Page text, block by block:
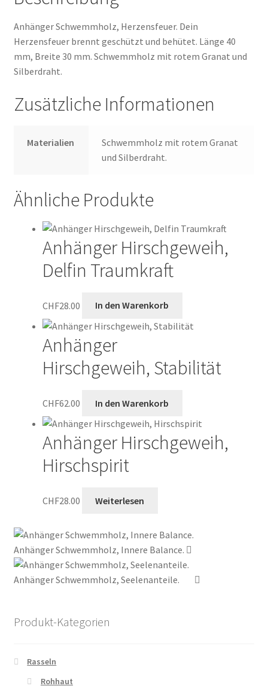
Anhänger Schwemmholz, Herzensfeuer. Dein
Herzensfeuer brennt geschützt und behütet. Länge 40
mm, Breite 30 mm. Schwemmholz mit rotem Granat und
Silberdraht.
Zusätzliche Informationen
Materialien
Schwemmholz mit rotem Granat
und Silberdraht.
Ähnliche Produkte
Anhänger Hirschgeweih,
Delfin Traumkraft
CHF28.00 In den Warenkorb
Anhänger
Hirschgeweih, Stabilität
CHF62.00 In den Warenkorb
Anhänger Hirschgeweih,
Hirschspirit
CHF28.00 Weiterlesen
Anhänger Schwemmholz, Innere Balance.
Anhänger Schwemmholz, Seelenanteile.
Produkt-Kategorien
Rasseln
Rohhaut